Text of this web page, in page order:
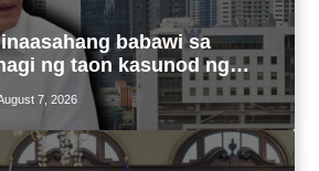
babawi sa
ng taon kasunod ng
ng Middle East war,
public construction
7, 2026